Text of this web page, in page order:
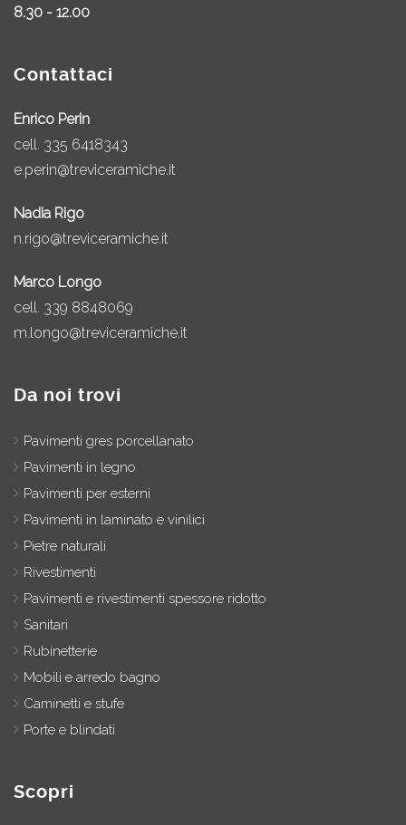
8.30 - 12.00
Contattaci
Enrico Perin
cell. 335 6418343
e.perin@treviceramiche.it
Nadia Rigo
n.rigo@treviceramiche.it
Marco Longo
cell. 339 8848069
m.longo@treviceramiche.it
Da noi trovi
Pavimenti gres porcellanato
Pavimenti in legno
Pavimenti per esterni
Pavimenti in laminato e vinilici
Pietre naturali
Rivestimenti
Pavimenti e rivestimenti spessore ridotto
Sanitari
Rubinetterie
Mobili e arredo bagno
Caminetti e stufe
Porte e blindati
Scopri